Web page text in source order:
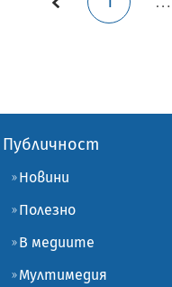
Публичност
Новини
Полезно
В медиите
Мултимедия